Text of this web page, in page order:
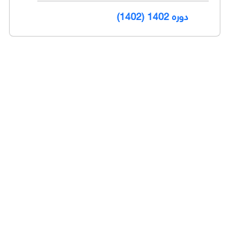
دوره 1402 (1402)